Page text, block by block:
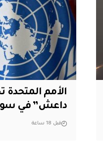
الأمم
داعش” في
قبل 18 ساعة